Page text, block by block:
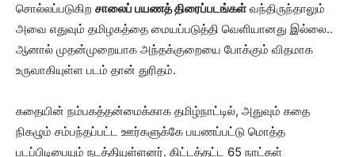
சொல்லப்படுகிற சாலைப் பயணத் திரைப்படங்கள்வந்திருந்தாலும்
அவை எதுவும் தமிழகத்தை மையப்படுத்தி வெளியானது இல்லை..
ஆனால் முதன்முறையாக அந்தக்குறையை போக்கும் விதமாக
உருவாகியுள்ள படம் தான் துரிதம்.
கதையின் நம்பகத்தன்மைக்காக தமிழ்நாட்டில், அதுவும் கதை
நிகழும் சம்பந்தப்பட்ட ஊர்களுக்கே பயணப்பட்டு மொத்த
படப்பிடிபையும் நடத்தியுள்ளனர். கிட்டத்தட்ட 65 நாட்கள்